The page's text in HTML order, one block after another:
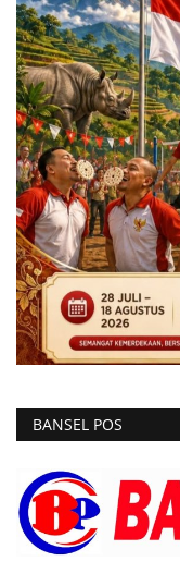
BANSEL POS